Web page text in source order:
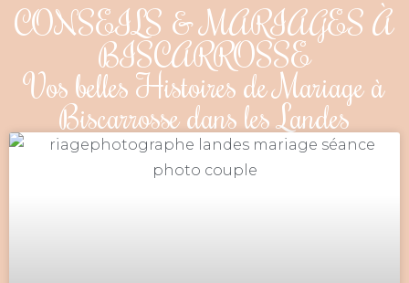
CONSEILS & MARIAGES À
BISCARROSSE
Vos belles Histoires de Mariage à
Biscarrosse dans les Landes